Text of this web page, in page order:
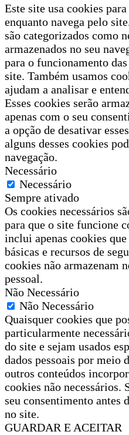
Este site usa cookies
enquanto navega pelo
são categorizados como
armazenados no seu
para o funcionamento
site. Também usamos
ajudam a analisar e
Esses cookies serão
apenas com o seu
a opção de desativar
alguns desses cookies
navegação.
Necessário
Necessário
Sempre ativado
Os cookies necessários
para que o site funcione
inclui apenas cookies
básicas e recursos de
cookies não armazenam
pessoal.
Não Necessário
Não Necessário
Quaisquer cookies que
particularmente
do site e sejam usados
dados pessoais por meio
outros conteúdos
cookies não necessários.
seu consentimento antes
no site.
GUARDAR E ACEITAR